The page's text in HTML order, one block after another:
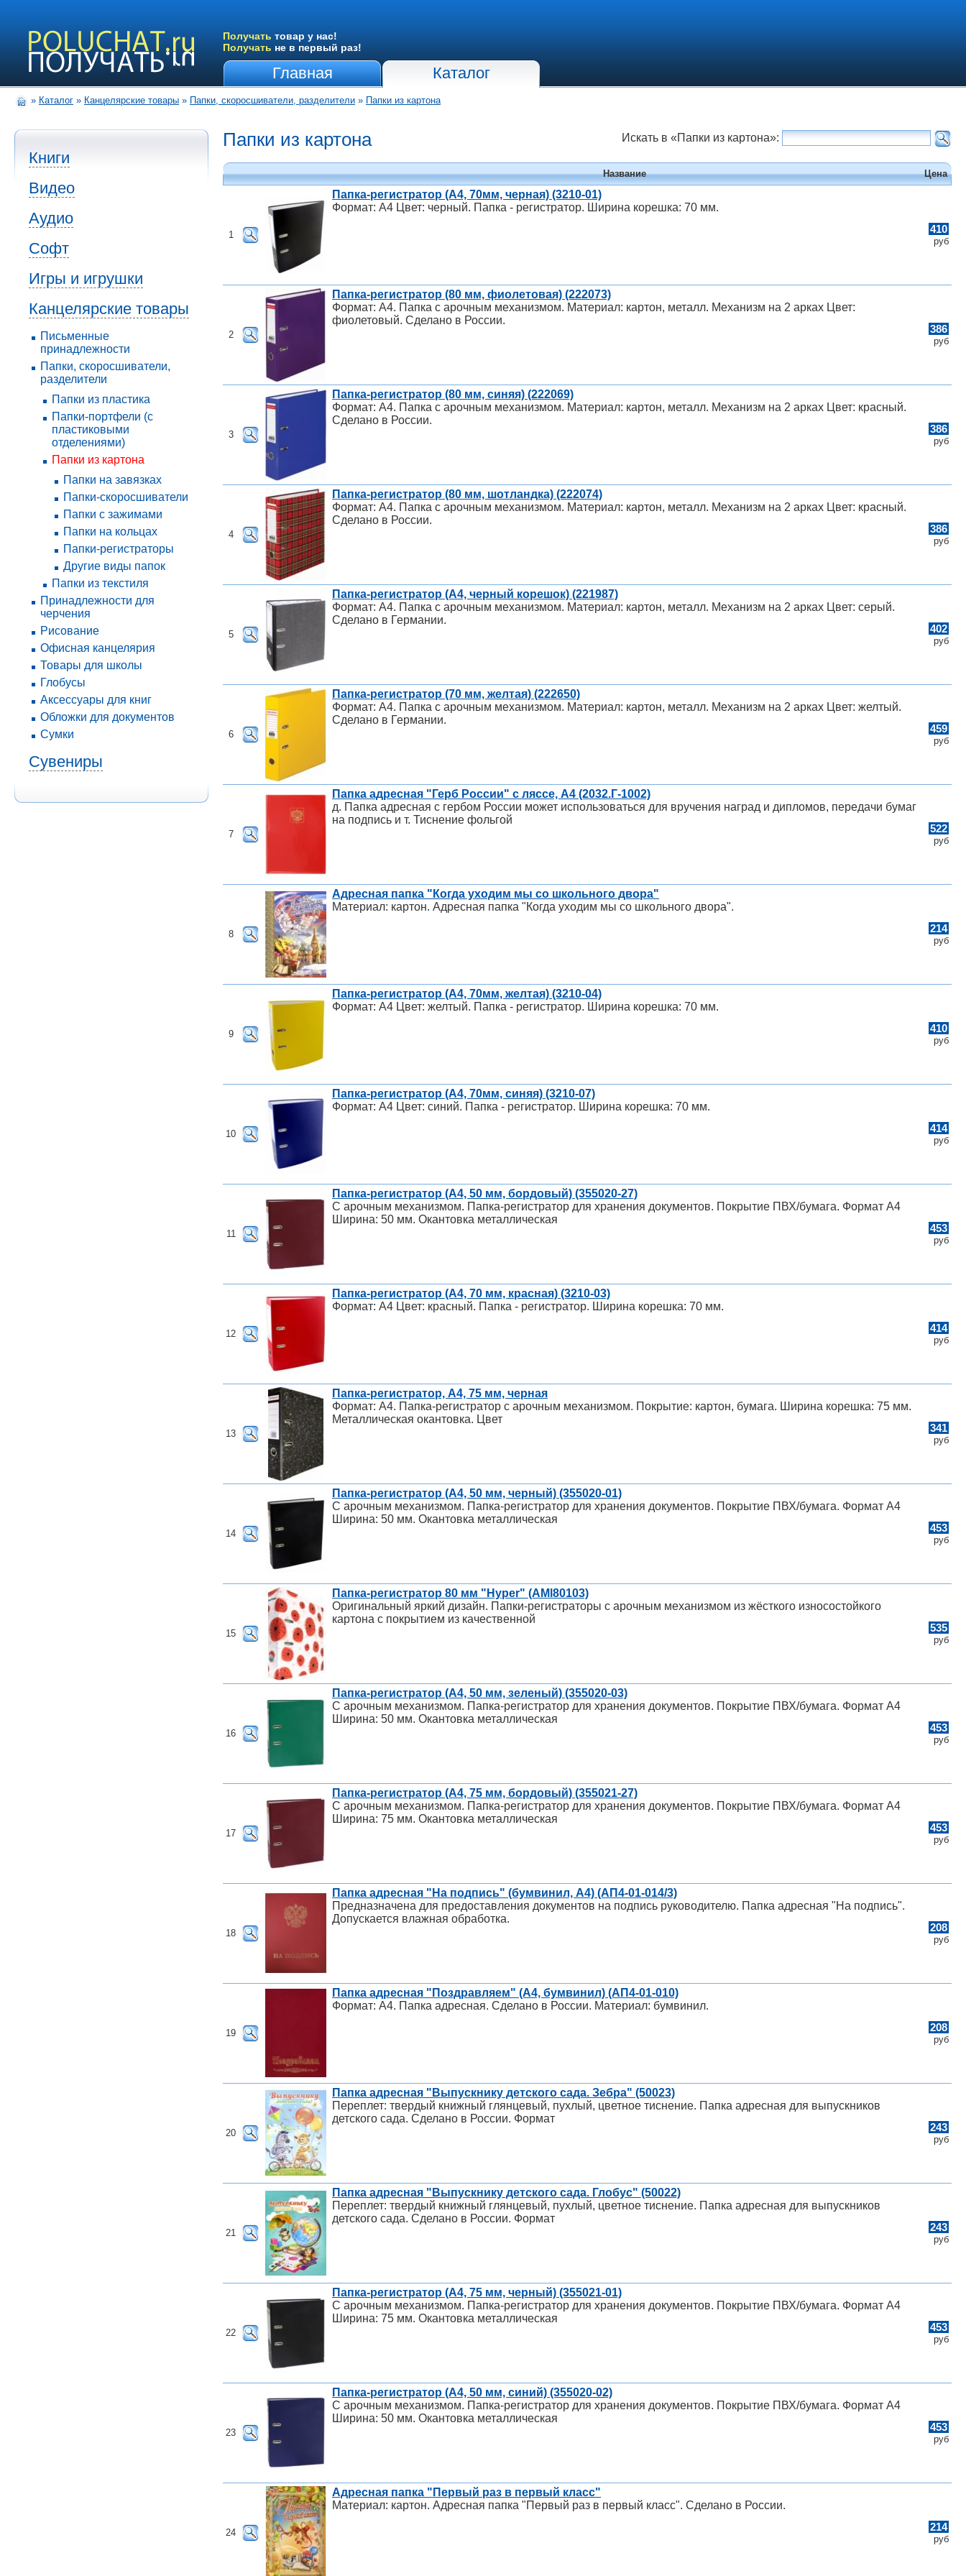
Получать товар у нас!
Получать не в первый раз!
Главная Каталог
» Каталог » Канцелярские товары » Папки, скоросшиватели, разделители » Папки из картона
Книги
Видео
Аудио
Софт
Игры и игрушки
Канцелярские товары
Письменные
принадлежности
Папки, скоросшиватели,
разделители
Папки из пластика
Папки-портфели (с
пластиковыми
отделениями)
Папки из картона
Папки на завязках
Папки-скоросшиватели
Папки с зажимами
Папки на кольцах
Папки-регистраторы
Другие виды папок
Папки из текстиля
Принадлежности для
черчения
Рисование
Офисная канцелярия
Товары для школы
Глобусы
Аксессуары для книг
Обложки для документов
Сумки
Сувениры
Искать в «Папки из картона»:
Папки из картона
Название Цена
1
Папка-регистратор (A4, 70мм, черная) (3210-01)
Формат: А4 Цвет: черный. Папка - регистратор. Ширина корешка: 70 мм.
410
руб
2
Папка-регистратор (80 мм, фиолетовая) (222073)
Формат: А4. Папка с арочным механизмом. Материал: картон, металл. Механизм на 2 арках Цвет:
фиолетовый. Сделано в России.
386
руб
3
Папка-регистратор (80 мм, синяя) (222069)
Формат: А4. Папка с арочным механизмом. Материал: картон, металл. Механизм на 2 арках Цвет: красный.
Сделано в России.
386
руб
4
Папка-регистратор (80 мм, шотландка) (222074)
Формат: А4. Папка с арочным механизмом. Материал: картон, металл. Механизм на 2 арках Цвет: красный.
Сделано в России.
386
руб
5
Папка-регистратор (А4, черный корешок) (221987)
Формат: А4. Папка с арочным механизмом. Материал: картон, металл. Механизм на 2 арках Цвет: серый.
Сделано в Германии.
402
руб
6
Папка-регистратор (70 мм, желтая) (222650)
Формат: А4. Папка с арочным механизмом. Материал: картон, металл. Механизм на 2 арках Цвет: желтый.
Сделано в Германии.
459
руб
7
Папка адресная "Герб России" с ляссе, А4 (2032.Г-1002)
д. Папка адресная с гербом России может использоваться для вручения наград и дипломов, передачи бумаг
на подпись и т. Тиснение фольгой
522
руб
8
Адресная папка "Когда уходим мы со школьного двора"
Материал: картон. Адресная папка "Когда уходим мы со школьного двора".
214
руб
9
Папка-регистратор (A4, 70мм, желтая) (3210-04)
Формат: А4 Цвет: желтый. Папка - регистратор. Ширина корешка: 70 мм.
410
руб
10
Папка-регистратор (A4, 70мм, синяя) (3210-07)
Формат: А4 Цвет: синий. Папка - регистратор. Ширина корешка: 70 мм.
414
руб
11
Папка-регистратор (A4, 50 мм, бордовый) (355020-27)
С арочным механизмом. Папка-регистратор для хранения документов. Покрытие ПВХ/бумага. Формат A4
Ширина: 50 мм. Окантовка металлическая
453
руб
12
Папка-регистратор (А4, 70 мм, красная) (3210-03)
Формат: А4 Цвет: красный. Папка - регистратор. Ширина корешка: 70 мм.
414
руб
13
Папка-регистратор, А4, 75 мм, черная
Формат: A4. Папка-регистратор с арочным механизмом. Покрытие: картон, бумага. Ширина корешка: 75 мм.
Металлическая окантовка. Цвет
341
руб
14
Папка-регистратор (A4, 50 мм, черный) (355020-01)
С арочным механизмом. Папка-регистратор для хранения документов. Покрытие ПВХ/бумага. Формат A4
Ширина: 50 мм. Окантовка металлическая
453
руб
15
Папка-регистратор 80 мм "Hyper" (AMl80103)
Оригинальный яркий дизайн. Папки-регистраторы с арочным механизмом из жёсткого износостойкого
картона с покрытием из качественной
535
руб
16
Папка-регистратор (A4, 50 мм, зеленый) (355020-03)
С арочным механизмом. Папка-регистратор для хранения документов. Покрытие ПВХ/бумага. Формат A4
Ширина: 50 мм. Окантовка металлическая
453
руб
17
Папка-регистратор (A4, 75 мм, бордовый) (355021-27)
С арочным механизмом. Папка-регистратор для хранения документов. Покрытие ПВХ/бумага. Формат A4
Ширина: 75 мм. Окантовка металлическая
453
руб
18
Папка адресная "На подпись" (бумвинил, А4) (АП4-01-014/3)
Предназначена для предоставления документов на подпись руководителю. Папка адресная "На подпись".
Допускается влажная обработка.
208
руб
19
Папка адресная "Поздравляем" (А4, бумвинил) (АП4-01-010)
Формат: А4. Папка адресная. Сделано в России. Материал: бумвинил.
208
руб
20
Папка адресная "Выпускнику детского сада. Зебра" (50023)
Переплет: твердый книжный глянцевый, пухлый, цветное тиснение. Папка адресная для выпускников
детского сада. Сделано в России. Формат
243
руб
21
Папка адресная "Выпускнику детского сада. Глобус" (50022)
Переплет: твердый книжный глянцевый, пухлый, цветное тиснение. Папка адресная для выпускников
детского сада. Сделано в России. Формат
243
руб
22
Папка-регистратор (A4, 75 мм, черный) (355021-01)
С арочным механизмом. Папка-регистратор для хранения документов. Покрытие ПВХ/бумага. Формат A4
Ширина: 75 мм. Окантовка металлическая
453
руб
23
Папка-регистратор (A4, 50 мм, синий) (355020-02)
С арочным механизмом. Папка-регистратор для хранения документов. Покрытие ПВХ/бумага. Формат A4
Ширина: 50 мм. Окантовка металлическая
453
руб
24
Адресная папка "Первый раз в первый класс"
Материал: картон. Адресная папка "Первый раз в первый класс". Сделано в России.
214
руб